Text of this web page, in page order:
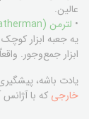
عالین.
• لترمن (Leatherman)
یه جعبه ابزار
ابزار جمع‌وجور.
یادت باشه،
خارجی که با